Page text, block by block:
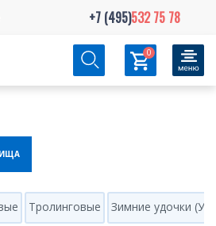
+7 (495)532 75 78
0
Тролинговые Зимние удочки